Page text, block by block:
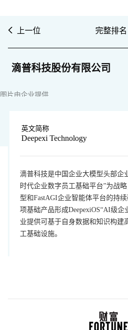
上一位 完整排名
滴普科技股份有限公司
图片由企业提供
英文简称
Deepexi Technology
滴普科技是中国企业大模型头部企
时代企业数字员工基础平台”为战
型和FastAGI企业智能体平台的持
项基础产品形成DeepexiOS“AI级
业提供可基于自身数据和知识构建
工基础设施。